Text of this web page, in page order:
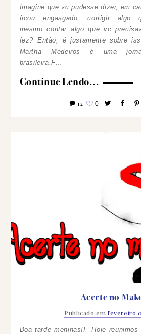
Imagine que vc pudesse dizer, em
ficou engasgado, corrigir
mesmo contar algo que vc
fez? Então, é justamente sobre
Martha Medeiros é uma
brasileira.F…
Continue Lendo...
12 0
Acerte no
Publicado em fevereiro
Boa tarde meninas!! Hoje reunimos